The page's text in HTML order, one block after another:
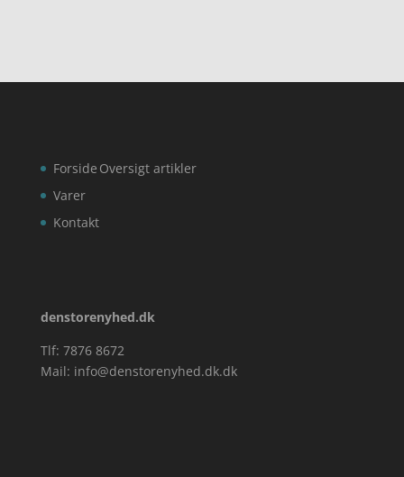
Forside
Varer
Kontakt
Oversigt artikler
denstorenyhed.dk
Tlf: 7876 8672
Mail: info@denstorenyhed.dk.dk